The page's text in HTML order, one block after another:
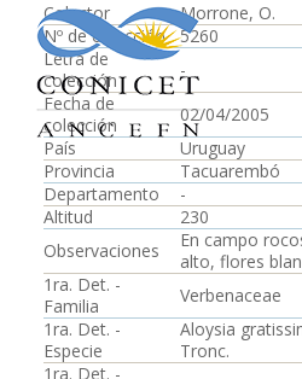
Colector
Morrone, O.
Nº de colección
5260
Letra de
colección
-
Fecha de
colección
02/04/2005
País
Uruguay
Provincia
Tacuarembó
Departamento
-
Altitud
230
Observaciones
En campo
alto, flores
1ra. Det. -
Familia
Verbenaceae
1ra. Det. -
Especie
Aloysia
Tronc.
1ra. Det. -